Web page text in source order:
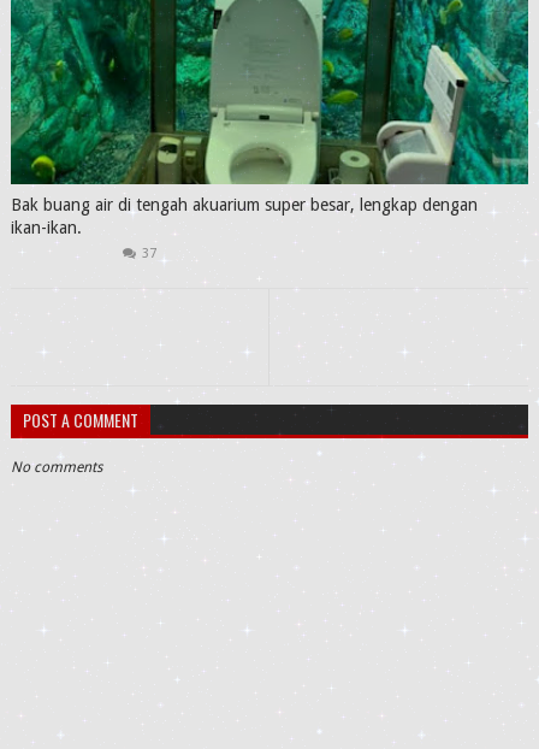
Bak buang air di tengah akuarium super besar, lengkap dengan
ikan-ikan.
37
POST A COMMENT
No comments